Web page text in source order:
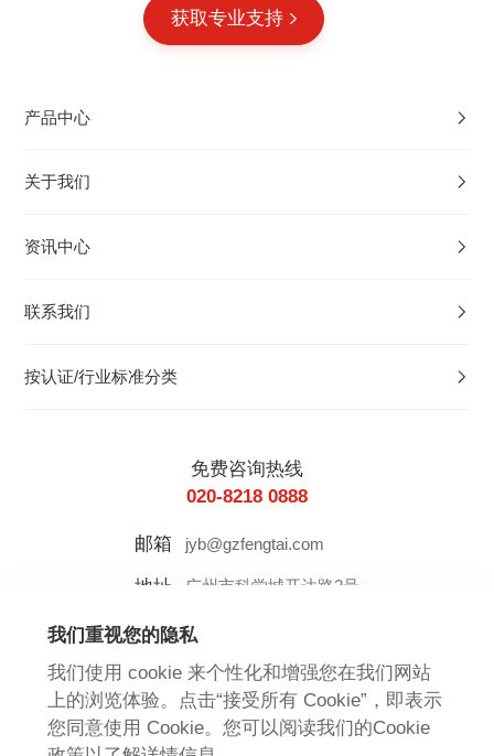
获取专业支持
产品中心
关于我们
资讯中心
联系我们
按认证/行业标准分类
免费咨询热线
020-8218 0888
邮箱 jyb@gzfengtai.com
地址 广州市科学城开达路2号
友情链接： 增长超人
我们重视您的隐私
我们使用 cookie 来个性化和增强您在我们网站
上的浏览体验。点击“接受所有 Cookie”，即表示
您同意使用 Cookie。您可以阅读我们的Cookie